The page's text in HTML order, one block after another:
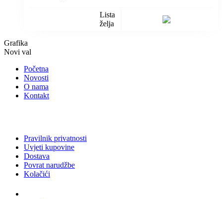
Lista
želja
Grafika
Novi val
Početna
Novosti
O nama
Kontakt
Pravilnik privatnosti
Uvjeti kupovine
Dostava
Povrat narudžbe
Kolačići